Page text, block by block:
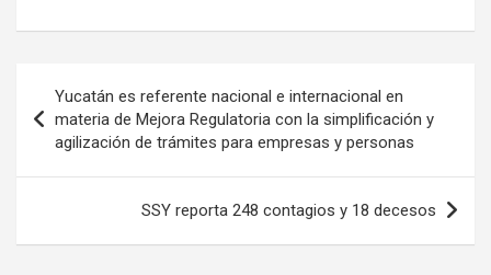
de
entradas
Yucatán es referente nacional e internacional en
materia de Mejora Regulatoria con la simplificación y
agilización de trámites para empresas y personas
SSY reporta 248 contagios y 18 decesos